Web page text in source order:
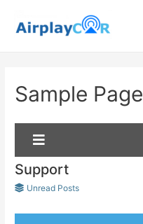
Sample Page
Support
Unread Posts